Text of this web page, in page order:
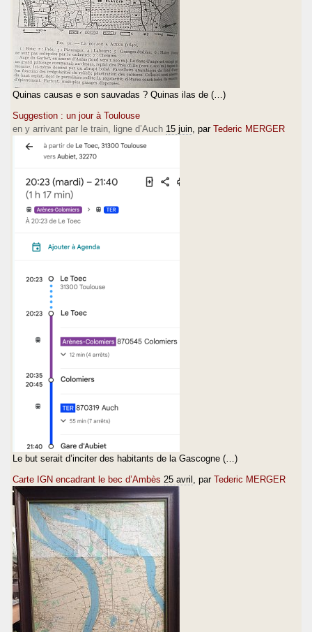
Quinas causas e son sauvadas ? Quinas ilas de (…)
Suggestion : un jour à Toulouse
en y arrivant par le train, ligne d’Auch 15 juin , par Tederic MERGER
Le but serait d’inciter des habitants de la Gascogne (…)
Carte IGN encadrant le bec d’Ambès 25 avril , par Tederic MERGER